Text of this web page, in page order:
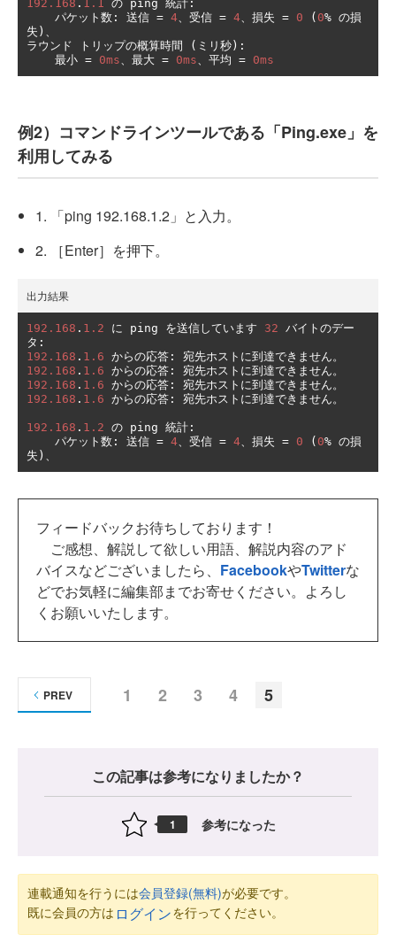
192.168 . 1.1 の ping 統計:
パケット数:
送信 = 4、受信 = 4、損失 = 0 ( 0% の損
失)、
ラウンド
トリップの概算時間
(ミリ秒):
最小 = 0ms、最大 = 0ms、平均 = 0ms
例2）コマンドラインツールである「Ping.exe」を
利用してみる
1. 「ping 192.168.1.2」と入力。
2. ［Enter］を押下。
出力結果
192.168 . 1.2 に ping を送信しています 32 バイトのデー
タ:
192.168 . 1.6 からの応答:
宛先ホストに到達できません。
192.168 . 1.6 からの応答:
宛先ホストに到達できません。
192.168 . 1.6 からの応答:
宛先ホストに到達できません。
192.168 . 1.6 からの応答: 宛先ホストに到達できません。
192.168 . 1.2 の ping 統計:
パケット数:
送信 = 4、受信 = 4、損失 = 0 ( 0% の損
失)、
フィードバックお待ちしております！
ご感想、解説して欲しい用語、解説内容のアド
バイスなどございましたら、 FacebookやTwitterな
どでお気軽に編集部までお寄せください。よろし
くお願いいたします。
1 2 3 4 5
PREV
この記事は参考になりましたか？
1 参考になった
連載通知を行うには会員登録(無料)が必要です。
既に会員の方は ログインを行ってください。